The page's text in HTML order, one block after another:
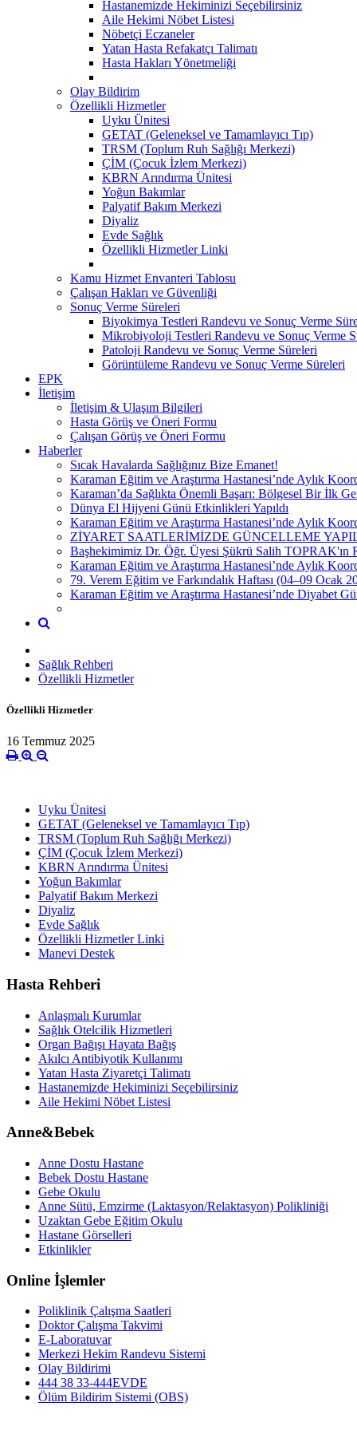
Hastanemizde Hekiminizi Seçebilirsiniz
Aile Hekimi Nöbet Listesi
Nöbetçi Eczaneler
Yatan Hasta Refakatçı Talimatı
Hasta Hakları Yönetmeliği
Olay Bildirim
Özellikli Hizmetler
Uyku Ünitesi
GETAT (Geleneksel ve Tamamlayıcı Tıp)
TRSM (Toplum Ruh Sağlığı Merkezi)
ÇİM (Çocuk İzlem Merkezi)
KBRN Arındırma Ünitesi
Yoğun Bakımlar
Palyatif Bakım Merkezi
Diyaliz
Evde Sağlık
Özellikli Hizmetler Linki
Kamu Hizmet Envanteri Tablosu
Çalışan Hakları ve Güvenliği
Sonuç Verme Süreleri
Biyokimya Testleri Randevu ve Sonuç Verme
Mikrobiyoloji Testleri Randevu ve Sonuç Verme
Patoloji Randevu ve Sonuç Verme Süreleri
Görüntüleme Randevu ve Sonuç Verme Süreleri
EPK
İletişim
İletişim & Ulaşım Bilgileri
Hasta Görüş ve Öneri Formu
Çalışan Görüş ve Öneri Formu
Haberler
Sıcak Havalarda Sağlığınız Bize Emanet!
Karaman Eğitim ve Araştırma Hastanesi’nde Aylık
Karaman’da Sağlıkta Önemli Başarı: Bölgesel Bir İlk
Dünya El Hijyeni Günü Etkinlikleri Yapıldı
Karaman Eğitim ve Araştırma Hastanesi’nde Aylık
ZİYARET SAATLERİMİZDE GÜNCELLEME
Başhekimimiz Dr. Öğr. Üyesi Şükrü Salih TOPRAK'ın
Karaman Eğitim ve Araştırma Hastanesi’nde Aylık
79. Verem Eğitim ve Farkındalık Haftası (04–09 Ocak
Karaman Eğitim ve Araştırma Hastanesi’nde Diyabet
Sağlık Rehberi
Özellikli Hizmetler
Özellikli Hizmetler
16 Temmuz 2025
Uyku Ünitesi
GETAT (Geleneksel ve Tamamlayıcı Tıp)
TRSM (Toplum Ruh Sağlığı Merkezi)
ÇİM (Çocuk İzlem Merkezi)
KBRN Arındırma Ünitesi
Yoğun Bakımlar
Palyatif Bakım Merkezi
Diyaliz
Evde Sağlık
Özellikli Hizmetler Linki
Manevi Destek
Hasta Rehberi
Anlaşmalı Kurumlar
Sağlık Otelcilik Hizmetleri
Organ Bağışı Hayata Bağış
Akılcı Antibiyotik Kullanımı
Yatan Hasta Ziyaretçi Talimatı
Hastanemizde Hekiminizi Seçebilirsiniz
Aile Hekimi Nöbet Listesi
Anne&Bebek
Anne Dostu Hastane
Bebek Dostu Hastane
Gebe Okulu
Anne Sütü, Emzirme (Laktasyon/Relaktasyon) Polikliniği
Uzaktan Gebe Eğitim Okulu
Hastane Görselleri
Etkinlikler
Online İşlemler
Poliklinik Çalışma Saatleri
Doktor Çalışma Takvimi
E-Laboratuvar
Merkezi Hekim Randevu Sistemi
Olay Bildirimi
444 38 33-444EVDE
Ölüm Bildirim Sistemi (OBS)